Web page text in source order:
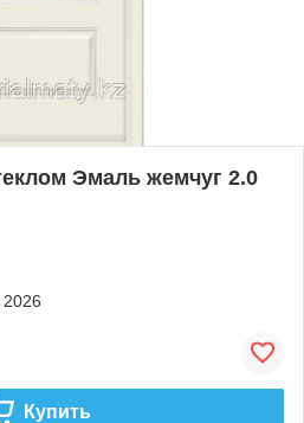
Эмаль жемчуг 2.0
2026
Купить